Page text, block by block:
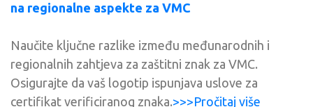
na regionalne aspekte za VMC
Naučite ključne razlike između međunarodnih i
regionalnih zahtjeva za zaštitni znak za VMC.
Osigurajte da vaš logotip ispunjava uslove za
certifikat verificiranog znaka.>>>Pročitaj više